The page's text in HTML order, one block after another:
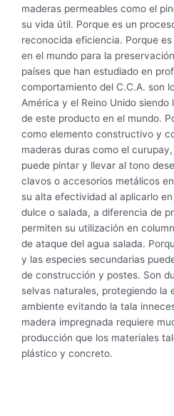
maderas permeables como el
su vida útil. Porque es un
reconocida eficiencia. Porque
en el mundo para la
países que han estudiado en
comportamiento del C.C.A. son
América y el Reino Unido
de este producto en el mundo.
como elemento constructivo y
maderas duras como el
puede pintar y llevar al tono
clavos o accesorios metálicos
su alta efectividad al aplicarlo
dulce o salada, a diferencia de
permiten su utilización en
de ataque del agua salada.
y las especies secundarias
de construcción y postes. Son
selvas naturales, protegiendo la
ambiente evitando la tala
madera impregnada requiere
producción que los materiales
plástico y concreto.